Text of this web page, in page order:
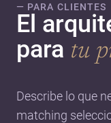
— PARA CLIENTES
El
para tu
Describe lo que
matching